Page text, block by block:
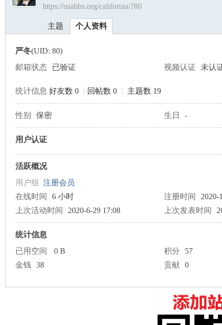
美›
https://usabbs.org/california/?80
主题 个人资料
严冬(UID: 80)
邮箱状态
已验证 视频认证 未认
统计信息 好友数 0 | 回帖数 0 | 主题数 19
性别 保密 生日 -
用户认证
活跃概况
用户组 注册会员
在线时间
6 小时 注册时间
2020-
上次活动时间
2020-6-29 17:08 上次发表时间
统计信息
已用空间
0 B 积分
57
金钱
38 贡献 0